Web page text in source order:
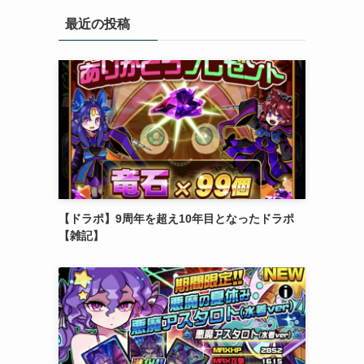
ー最近の投稿
【ドラポ】9周年を超え10年目となったドラポ
【雑記】